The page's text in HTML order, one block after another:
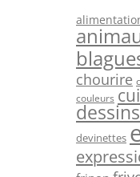
chourire
couleurs
devinettes